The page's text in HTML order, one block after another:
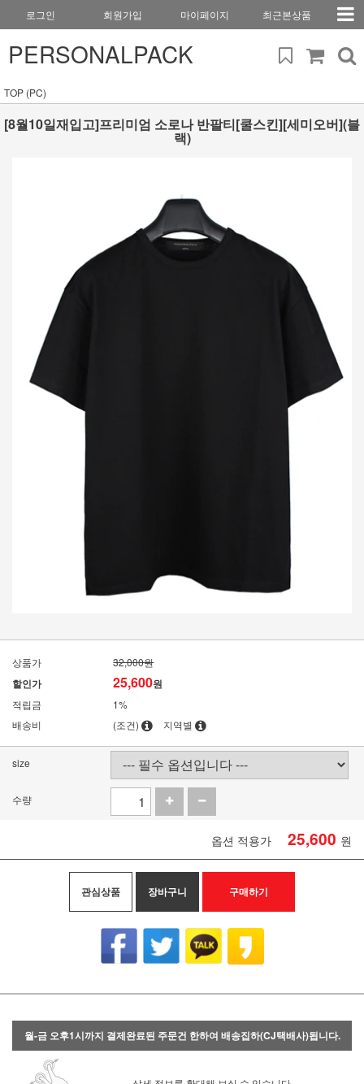
로그인 회원가입 마이페이지 최근본상품
PERSONALPACK
TOP (PC)
[8월10일재입고]프리미엄 소로나 반팔티[쿨스킨][세미오버](블
랙)
상품가 32,000원
할인가 25,600원
적립금
1%
배송비
(조건) 지역별
size
수량
옵션 적용가 25,600 원
관심상품 장바구니 구매하기
월-금 오후1시까지 결제완료된 주문건 한하여 배송집하(CJ택배사)됩니다.